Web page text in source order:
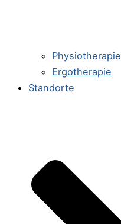
Physiotherapie
Ergotherapie
Standorte